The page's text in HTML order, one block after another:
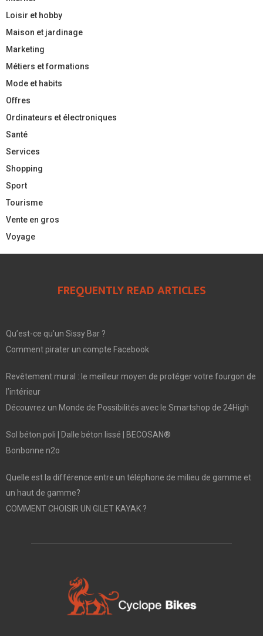
Loisir et hobby
Maison et jardinage
Marketing
Métiers et formations
Mode et habits
Offres
Ordinateurs et électroniques
Santé
Services
Shopping
Sport
Tourisme
Vente en gros
Voyage
FREQUENTLY READ ARTICLES
Qu’est-ce qu’un Sissy Bar ?
Comment pirater un compte Facebook
Revêtement mural : le meilleur moyen de protéger votre fourgon de
l’intérieur
Découvrez un Monde de Possibilités avec le Smartshop de 24High
Sol béton poli | Dalle béton lissé | BECOSAN®
Bonbonne n2o
Quelle est la différence entre un téléphone de milieu de gamme et
un haut de gamme?
COMMENT CHOISIR UN GILET KAYAK ?